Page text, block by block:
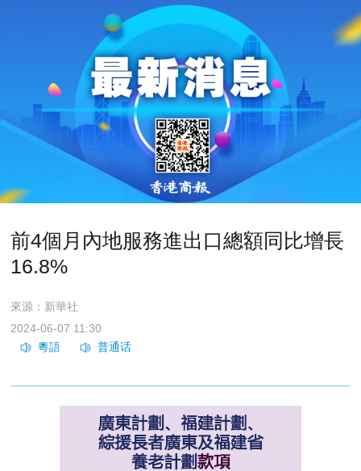
前4個月內地服務進出口總額同比增長
16.8%
來源：新華社
2024-06-07 11:30